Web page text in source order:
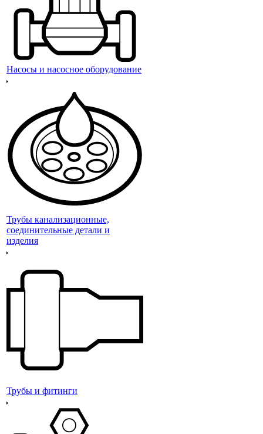
Насосы и насосное оборудование
Трубы канализационные,
соединительные детали и
изделия
Трубы и фитинги